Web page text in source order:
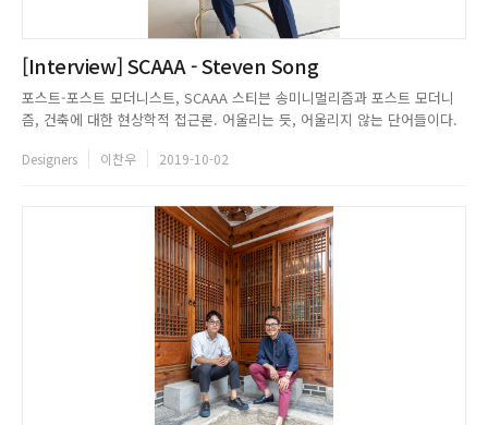
[Interview] SCAAA - Steven Song
포스트-포스트 모더니스트, SCAAA 스티븐 송미니멀리즘과 포스트 모더니
즘, 건축에 대한 현상학적 접근론. 어울리는 듯, 어울리지 않는 단어들이다.
건축을 해나가는 이가 있다. 바로 로스엔젤레스에 기반을 둔 건축사 사무소,
Designers 이찬우 2019-10-02